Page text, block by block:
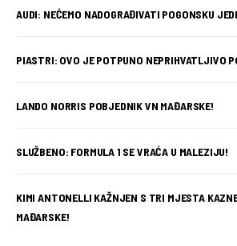
AUDI: NEĆEMO NADOGRAĐIVATI POGONSKU
PIASTRI: OVO JE POTPUNO NEPRIHVATLJIVO
LANDO NORRIS POBJEDNIK VN MAĐARSKE!
SLUŽBENO: FORMULA 1 SE VRAĆA U MALEZIJU!
KIMI ANTONELLI KAŽNJEN S TRI MJESTA
MAĐARSKE!